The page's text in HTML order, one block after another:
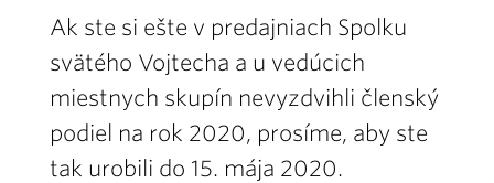
Ak ste si ešte v predajniach Spolku
svätého Vojtecha a u vedúcich
miestnych skupín nevyzdvihli členský
podiel na rok 2020, prosíme, aby ste
tak urobili do 15. mája 2020.